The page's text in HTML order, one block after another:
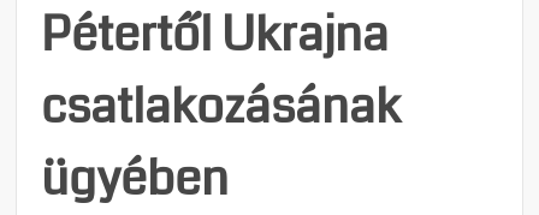
Pétertől Ukrajna
csatlakozásának
ügyében